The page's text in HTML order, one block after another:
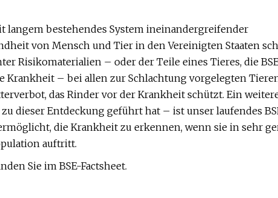
langem bestehendes System ineinandergreifender
von Mensch und Tier in den Vereinigten Staaten
Risikomaterialien – oder der Teile eines Tieres, die
Krankheit – bei allen zur Schlachtung vorgelegten
das Rinder vor der Krankheit schützt. Ein
dieser Entdeckung geführt hat – ist unser laufendes
die Krankheit zu erkennen, wenn sie in sehr
auftritt.
Sie im BSE-Factsheet.